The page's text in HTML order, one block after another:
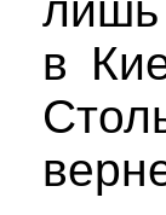
лишь
в